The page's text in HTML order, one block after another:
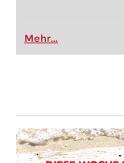
Mehr...